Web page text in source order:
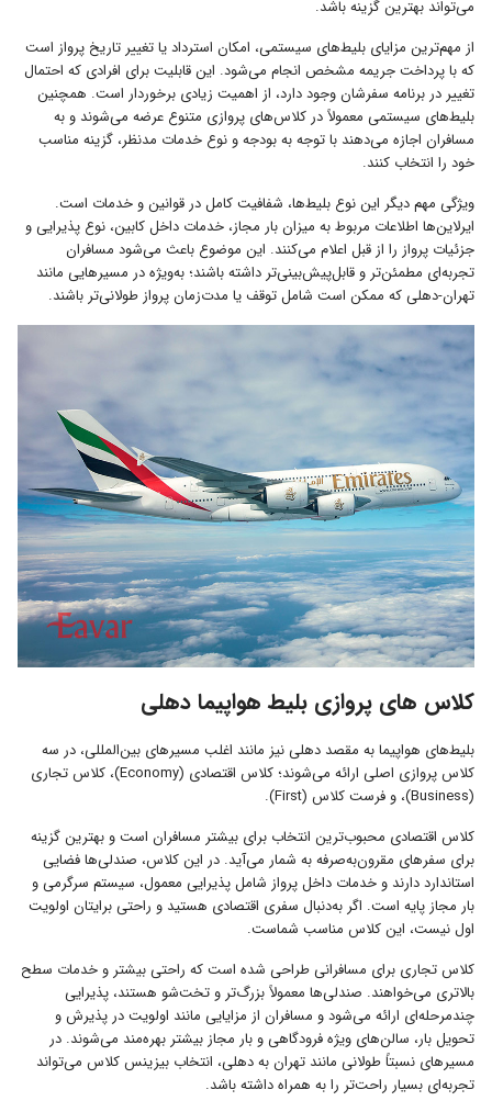
می‌تواند بهترین گزینه باشد.
از مهم‌ترین مزایای بلیط‌های سیستمی، امکان استرداد یا تغییر تاریخ پرواز است
که با پرداخت جریمه‌ مشخص انجام می‌شود. این قابلیت برای افرادی که احتمال
تغییر در برنامه سفرشان وجود دارد، از اهمیت زیادی برخوردار است. همچنین
بلیط‌های سیستمی معمولاً در کلاس‌های پروازی متنوع عرضه می‌شوند و به
مسافران اجازه می‌دهند با توجه به بودجه و نوع خدمات مدنظر، گزینه مناسب
خود را انتخاب کنند.
ویژگی مهم دیگر این نوع بلیط‌ها، شفافیت کامل در قوانین و خدمات است.
ایرلاین‌ها اطلاعات مربوط به میزان بار مجاز، خدمات داخل کابین، نوع پذیرایی و
جزئیات پرواز را از قبل اعلام می‌کنند. این موضوع باعث می‌شود مسافران
تجربه‌ای مطمئن‌تر و قابل‌پیش‌بینی‌تر داشته باشند؛ به‌ویژه در مسیرهایی مانند
تهران-دهلی که ممکن است شامل توقف یا مدت‌زمان پرواز طولانی‌تر باشند.
کلاس های پروازی بلیط هواپیما دهلی
بلیط‌های هواپیما به مقصد دهلی نیز مانند اغلب مسیرهای بین‌المللی، در سه
کلاس پروازی اصلی ارائه می‌شوند؛ کلاس اقتصادی (Economy)، کلاس تجاری
(Business)، و فرست کلاس (First).
کلاس اقتصادی محبوب‌ترین انتخاب برای بیشتر مسافران است و بهترین گزینه
برای سفرهای مقرون‌به‌صرفه به شمار می‌آید. در این کلاس، صندلی‌ها فضایی
استاندارد دارند و خدمات داخل پرواز شامل پذیرایی معمول، سیستم سرگرمی و
بار مجاز پایه است. اگر به‌دنبال سفری اقتصادی هستید و راحتی برایتان اولویت
اول نیست، این کلاس مناسب شماست.
کلاس تجاری برای مسافرانی طراحی شده است که راحتی بیشتر و خدمات سطح
بالاتری می‌خواهند. صندلی‌ها معمولاً بزرگ‌تر و تخت‌شو هستند، پذیرایی
چندمرحله‌ای ارائه می‌شود و مسافران از مزایایی مانند اولویت در پذیرش و
تحویل بار، سالن‌های ویژه فرودگاهی و بار مجاز بیشتر بهره‌مند می‌شوند. در
مسیرهای نسبتاً طولانی مانند تهران به دهلی، انتخاب بیزینس کلاس می‌تواند
تجربه‌ای بسیار راحت‌تر را به همراه داشته باشد.